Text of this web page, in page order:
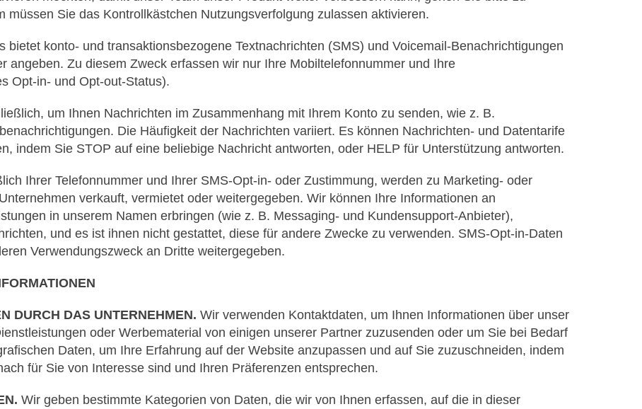
müssen Sie das Kontrollkästchen Nutzungsverfolgung zulassen aktivieren.
bietet konto- und transaktionsbezogene Textnachrichten (SMS) und Voicemail-Benachrichtigungen
angeben. Zu diesem Zweck erfassen wir nur Ihre Mobiltelefonnummer und Ihre
Opt-in- und Opt-out-Status).
um Ihnen Nachrichten im Zusammenhang mit Ihrem Konto zu senden, wie z. B.
Die Häufigkeit der Nachrichten variiert. Es können Nachrichten- und Datentarife
indem Sie STOP auf eine beliebige Nachricht antworten, oder HELP für Unterstützung antworten.
Ihrer Telefonnummer und Ihrer SMS-Opt-in- oder Zustimmung, werden zu Marketing- oder
verkauft, vermietet oder weitergegeben. Wir können Ihre Informationen an
in unserem Namen erbringen (wie z. B. Messaging- und Kundensupport-Anbieter),
und es ist ihnen nicht gestattet, diese für andere Zwecke zu verwenden. SMS-Opt-in-Daten
Verwendungszweck an Dritte weitergegeben.
DURCH DAS UNTERNEHMEN. Wir verwenden Kontaktdaten, um Ihnen Informationen über unser
oder Werbematerial von einigen unserer Partner zuzusenden oder um Sie bei Bedarf
Daten, um Ihre Erfahrung auf der Website anzupassen und auf Sie zuzuschneiden, indem
für Sie von Interesse sind und Ihren Präferenzen entsprechen.
Wir geben bestimmte Kategorien von Daten, die wir von Ihnen erfassen, auf die in dieser